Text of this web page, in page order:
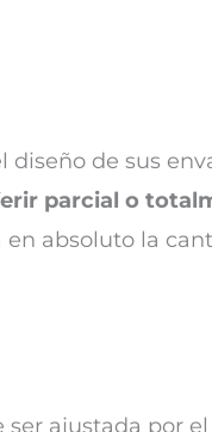
de sus
parcial o
en absoluto la
ajustada por